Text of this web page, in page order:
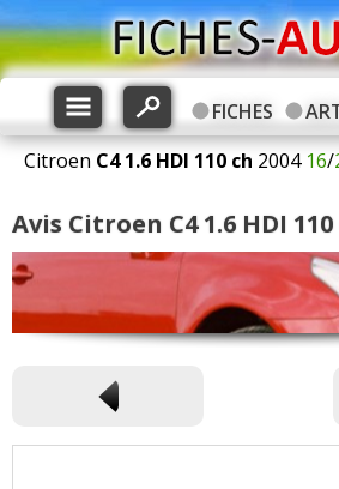
FICHES
Citroen C4 1.6 HDI 110 ch 2004 16/
Avis Citroen C4 1.6 HDI 110